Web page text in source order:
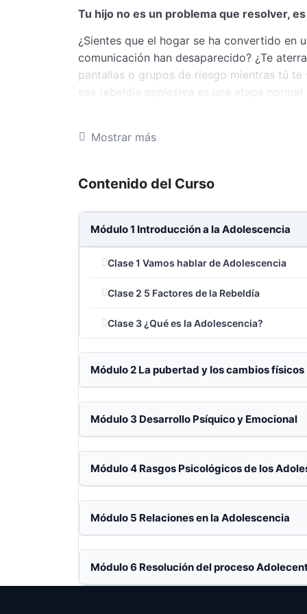
Tu hijo no es un problema que resolver,
¿Sientes que el hogar se ha convertido en
comunicación han desaparecido? ¿Te
pantallas o grupos de riesgo mientras tú
esa rebeldía explosiva es una etapa
En este curso
desde la herencia genética hasta la
La metamorfosis del “Hígado con
dormir contigo por miedo y la
destructivas de sus amigos antes
Estrategias de supervivencia
antes de que te muerdan y de qué
éxito o fracaso de tu relación actual.
¡Haz clic en Play y transforma el caos en
Mostrar más
Contenido del Curso
Módulo 1 Introducción a la Adolescencia
Clase 1 Vamos hablar de Adolescencia
Clase 2 5 Factores de la Rebeldía
Clase 3 ¿Qué es la Adolescencia?
Módulo 2 La pubertad y los cambios físicos
Módulo 3 Desarrollo Psíquico y Emocional
Módulo 4 Rasgos Psicológicos de los
Módulo 5 Relaciones en la Adolescencia
Módulo 6 Resolución del proceso